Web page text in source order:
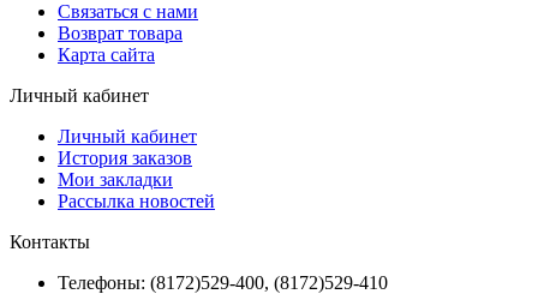
Связаться с нами
Возврат товара
Карта сайта
Личный кабинет
Личный кабинет
История заказов
Мои закладки
Рассылка новостей
Контакты
Телефоны: (8172)529-400, (8172)529-410